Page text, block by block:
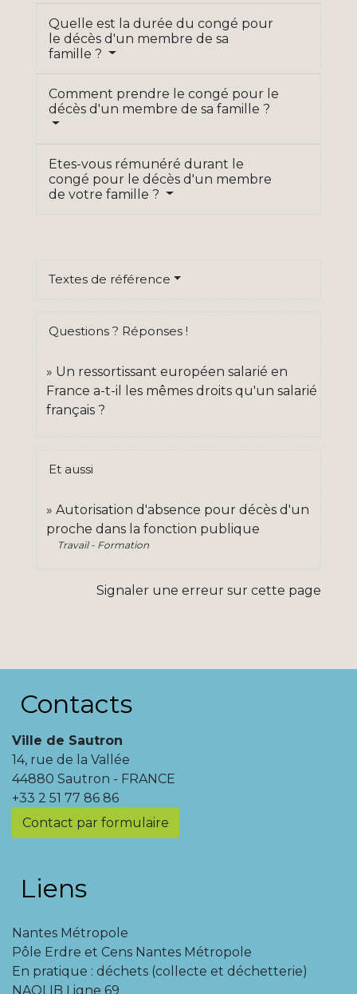
Quelle est la durée du congé pour
le décès d'un membre de sa
famille ?
Comment prendre le congé pour le
décès d'un membre de sa famille ?
Etes-vous rémunéré durant le
congé pour le décès d'un membre
de votre famille ?
Textes de référence
Questions ? Réponses !
Un ressortissant européen salarié en
France a-t-il les mêmes droits qu'un salarié
français ?
Et aussi
Autorisation d'absence pour décès d'un
proche dans la fonction publique
Travail - Formation
Signaler une erreur sur cette page
Contacts
Ville de Sautron
14, rue de la Vallée
44880 Sautron - FRANCE
+33 2 51 77 86 86
Contact par formulaire
Liens
Nantes Métropole
Pôle Erdre et Cens Nantes Métropole
En pratique : déchets (collecte et déchetterie)
NAOLIB Ligne 69